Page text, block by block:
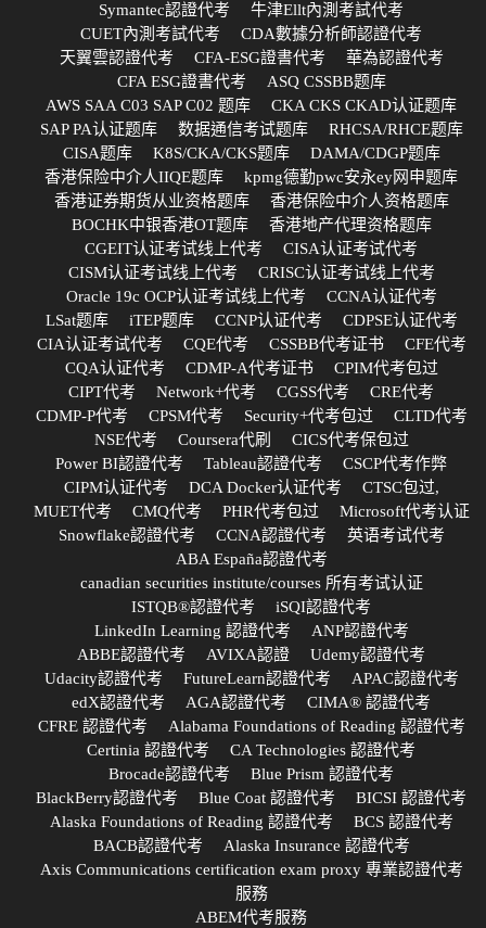
Symantec認證代考
牛津Ellt內測考試代考
CUET內測考試代考
CDA數據分析師認證代考
天翼雲認證代考
CFA-ESG證書代考
華為認證代考
CFA ESG證書代考
ASQ CSSBB题库
AWS SAA C03 SAP C02 题库
CKA CKS CKAD认证题库
SAP PA认证题库
数据通信考试题库
RHCSA/RHCE题库
CISA题库
K8S/CKA/CKS题库
DAMA/CDGP题库
香港保险中介人IIQE题库
kpmg德勤pwc安永ey网申题库
香港证券期货从业资格题库
香港保险中介人资格题库
BOCHK中银香港OT题库
香港地产代理资格题库
CGEIT认证考试线上代考
CISA认证考试代考
CISM认证考试线上代考
CRISC认证考试线上代考
Oracle 19c OCP认证考试线上代考
CCNA认证代考
LSat题库
iTEP题库 CCNP认证代考
CDPSE认证代考
CIA认证考试代考
CQE代考 CSSBB代考证书
CFE代考
CQA认证代考
CDMP-A代考证书
CPIM代考包过
CIPT代考
Network+代考 CGSS代考
CRE代考
CDMP-P代考
CPSM代考 Security+代考包过
CLTD代考
NSE代考
Coursera代刷
CICS代考保包过
Power BI認證代考
Tableau認證代考
CSCP代考作弊
CIPM认证代考
DCA Docker认证代考
CTSC包过,
MUET代考
CMQ代考 PHR代考包过
Microsoft代考认证
Snowflake認證代考
CCNA認證代考
英语考试代考
ABA España認證代考
canadian securities institute/courses 所有考试认证
ISTQB®認證代考
iSQI認證代考
LinkedIn Learning 認證代考
ANP認證代考
ABBE認證代考
AVIXA認證
Udemy認證代考
Udacity認證代考
FutureLearn認證代考
APAC認證代考
edX認證代考
AGA認證代考
CIMA® 認證代考
CFRE 認證代考
Alabama Foundations of Reading 認證代考
Certinia 認證代考
CA Technologies 認證代考
Brocade認證代考
Blue Prism 認證代考
BlackBerry認證代考
Blue Coat 認證代考
BICSI 認證代考
Alaska Foundations of Reading 認證代考
BCS 認證代考
BACB認證代考
Alaska Insurance 認證代考
Axis Communications certification exam proxy 專業認證代考
服務
ABEM代考服務